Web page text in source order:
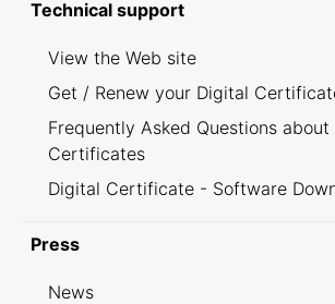
Technical support
View the Web site
Get / Renew your Digital
Frequently Asked Questions about
Certificates
Digital Certificate - Software
Press
News